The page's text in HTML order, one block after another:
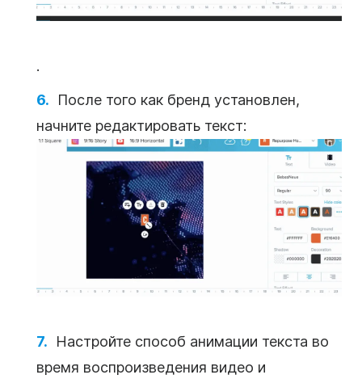
.
После того как бренд установлен,
начните редактировать текст:
Настройте способ анимации текста во
время воспроизведения видео и